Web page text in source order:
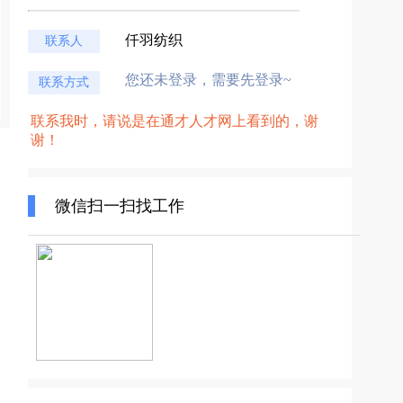
联系人 仟羽纺织
联系方式 您还未登录，需要先登录~
联系我时，请说是在通才人才网上看到的，谢
谢！
微信扫一扫找工作